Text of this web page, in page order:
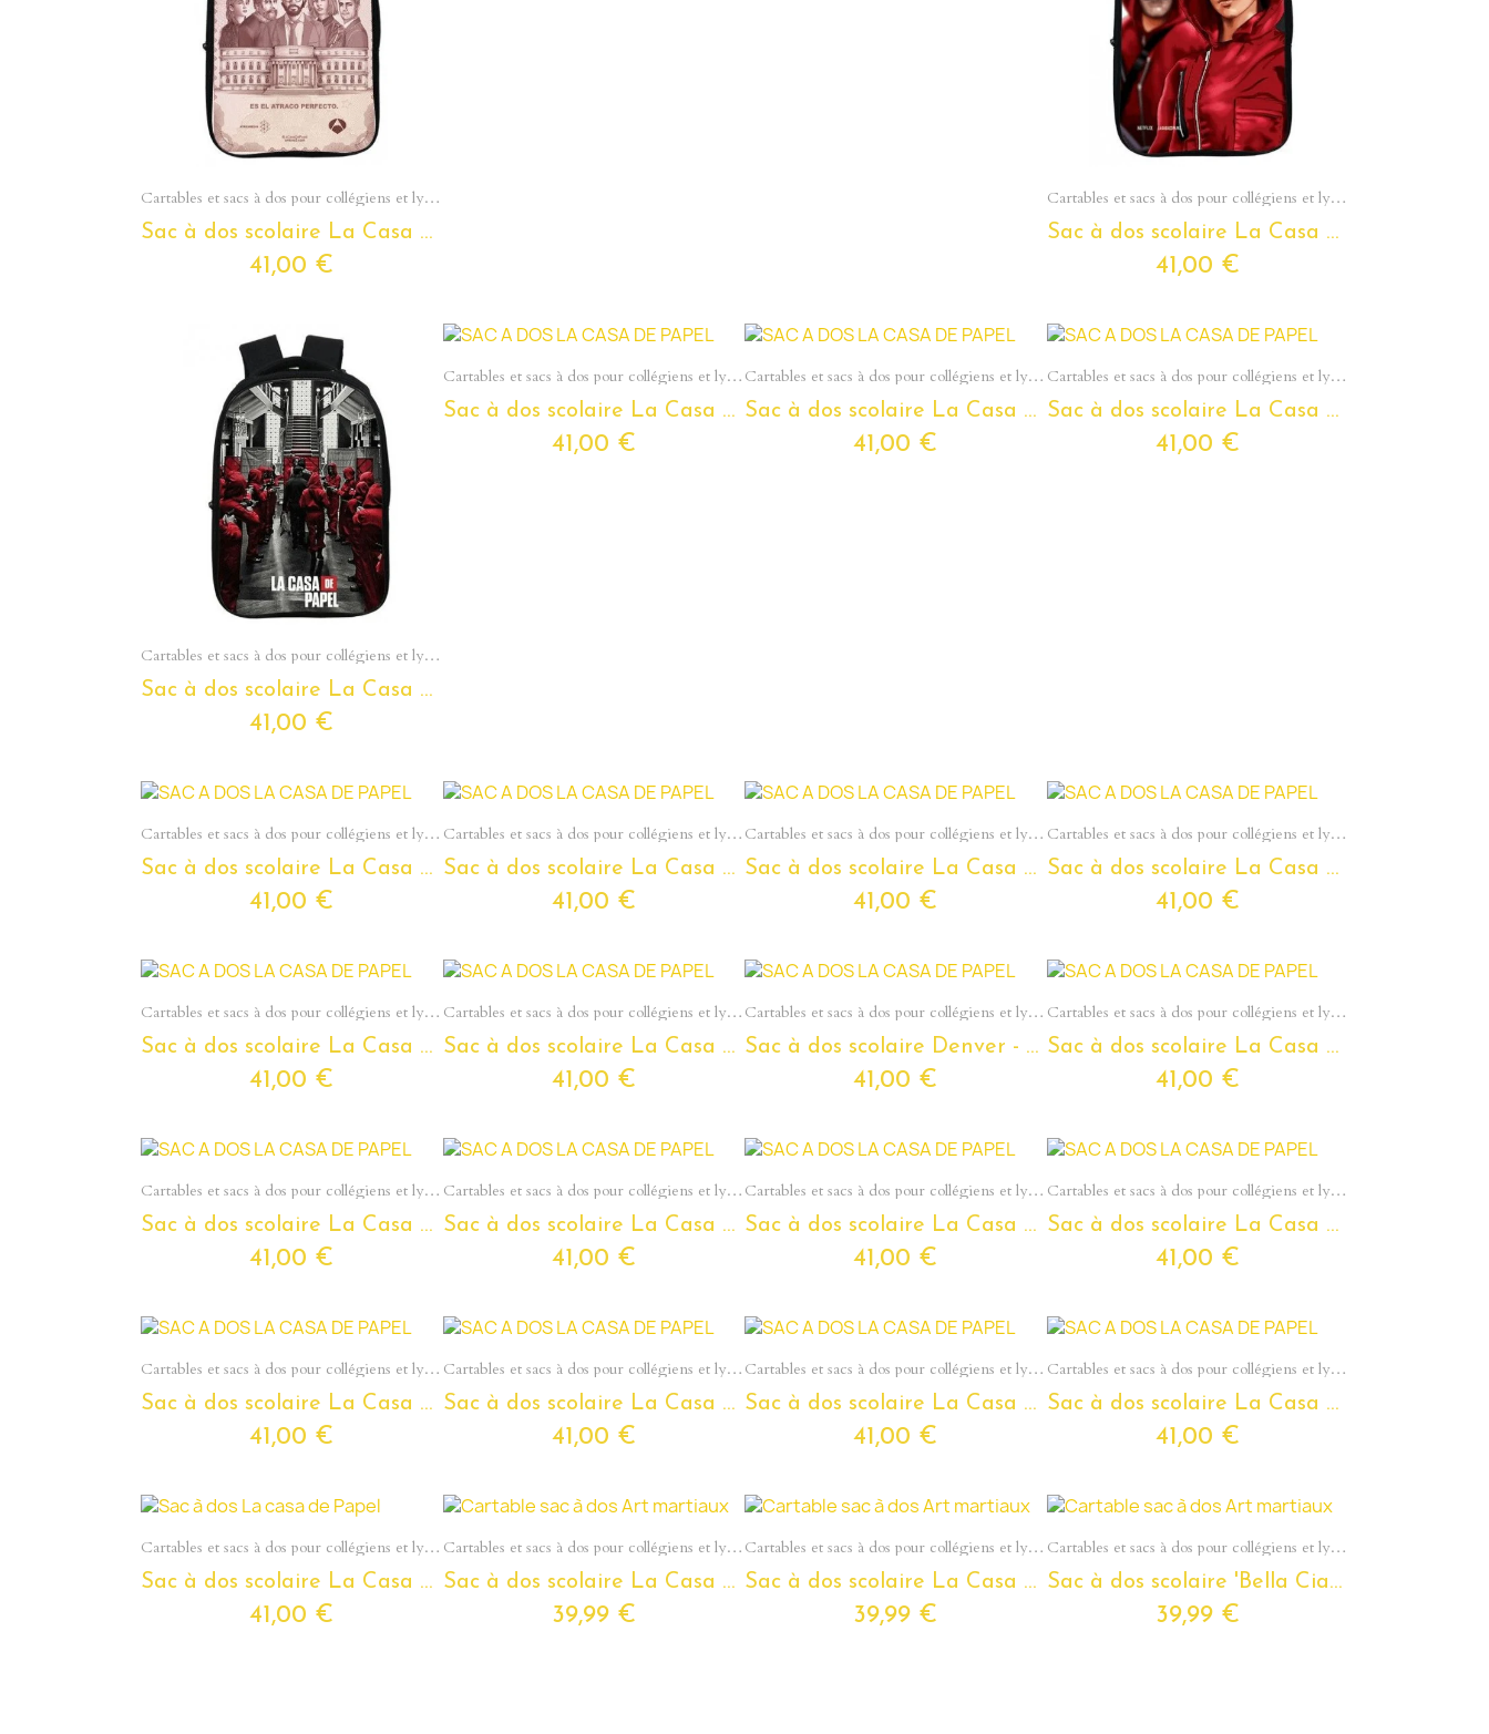
Aperçu rapide Cartables et sacs à dos pour collégiens et lycéens - Section Ados
Sac à dos scolaire La Casa De Papel pour ados et étudiants
41,00 €
Aperçu rapide Cartables et sacs à dos pour collégiens et lycéens - Section Ados
Sac à dos scolaire La Casa De Papel pour ados et étudiants
41,00 €
Aperçu rapide Cartables et sacs à dos pour collégiens et lycéens - Section Ados
Sac à dos scolaire La Casa De Papel pour ados et étudiants
41,00 €
Aperçu rapide Cartables et sacs à dos pour collégiens et lycéens - Section Ados
Sac à dos scolaire La Casa De Papel pour ados et étudiants
41,00 €
Aperçu rapide Cartables et sacs à dos pour collégiens et lycéens - Section Ados
Sac à dos scolaire La Casa De Papel pour ados et étudiants
41,00 €
Aperçu rapide Cartables et sacs à dos pour collégiens et lycéens - Section Ados
Sac à dos scolaire La Casa De Papel 'El Professor' pour ados et étudiants
41,00 €
Aperçu rapide Cartables et sacs à dos pour collégiens et lycéens - Section Ados
Sac à dos scolaire La Casa De Papel pour ados et étudiants
41,00 €
Aperçu rapide Cartables et sacs à dos pour collégiens et lycéens - Section Ados
Sac à dos scolaire La Casa De Papel pour ados et étudiants
41,00 €
Aperçu rapide Cartables et sacs à dos pour collégiens et lycéens - Section Ados
Sac à dos scolaire La Casa De Papel pour ados et étudiants
41,00 €
Aperçu rapide Cartables et sacs à dos pour collégiens et lycéens - Section Ados
Sac à dos scolaire La Casa De Papel 'Denver' pour ados et étudiants
41,00 €
Aperçu rapide Cartables et sacs à dos pour collégiens et lycéens - Section Ados
Sac à dos scolaire La Casa De Papel 'Moscou' pour ados et étudiants
41,00 €
Aperçu rapide Cartables et sacs à dos pour collégiens et lycéens - Section Ados
Sac à dos scolaire La Casa De Papel -Tokyo- pour ados et étudiants
41,00 €
Aperçu rapide Cartables et sacs à dos pour collégiens et lycéens - Section Ados
Sac à dos scolaire Denver - La Casa De Papel - pour ados et étudiants
41,00 €
Aperçu rapide Cartables et sacs à dos pour collégiens et lycéens - Section Ados
Sac à dos scolaire La Casa De Papel 'El Professor' pour ados et étudiants
41,00 €
Aperçu rapide Cartables et sacs à dos pour collégiens et lycéens - Section Ados
Sac à dos scolaire La Casa De Papel pour ados et étudiants
41,00 €
Aperçu rapide Cartables et sacs à dos pour collégiens et lycéens - Section Ados
Sac à dos scolaire La Casa De Papel pour ados et étudiants
41,00 €
Aperçu rapide Cartables et sacs à dos pour collégiens et lycéens - Section Ados
Sac à dos scolaire La Casa De Papel 'Vintage' pour ados et étudiants
41,00 €
Aperçu rapide Cartables et sacs à dos pour collégiens et lycéens - Section Ados
Sac à dos scolaire La Casa De Papel 'Bella Ciao' pour ados et étudiants
41,00 €
Aperçu rapide Cartables et sacs à dos pour collégiens et lycéens - Section Ados
Sac à dos scolaire La Casa De Papel pour ados et étudiants
41,00 €
Aperçu rapide Cartables et sacs à dos pour collégiens et lycéens - Section Ados
Sac à dos scolaire La Casa De Papel pour ados et étudiants
41,00 €
Aperçu rapide Cartables et sacs à dos pour collégiens et lycéens - Section Ados
Sac à dos scolaire La Casa De Papel 'Bella Ciao' pour ados et étudiants
41,00 €
Aperçu rapide Cartables et sacs à dos pour collégiens et lycéens - Section Ados
Sac à dos scolaire La Casa De Papel pour ados et étudiants
41,00 €
Aperçu rapide Cartables et sacs à dos pour collégiens et lycéens - Section Ados
Sac à dos scolaire La Casa De Papel pour ados et étudiants
41,00 €
Aperçu rapide Cartables et sacs à dos pour collégiens et lycéens - Section Ados
Sac à dos scolaire La Casa De Papel pour ados et étudiants
39,99 €
Aperçu rapide Cartables et sacs à dos pour collégiens et lycéens - Section Ados
Sac à dos scolaire La Casa De Papel 'Bella Ciao' pour ados et étudiants
39,99 €
Aperçu rapide Cartables et sacs à dos pour collégiens et lycéens - Section Ados
Sac à dos scolaire 'Bella Ciao' La Casa De Papel pour ados et étudiants
39,99 €